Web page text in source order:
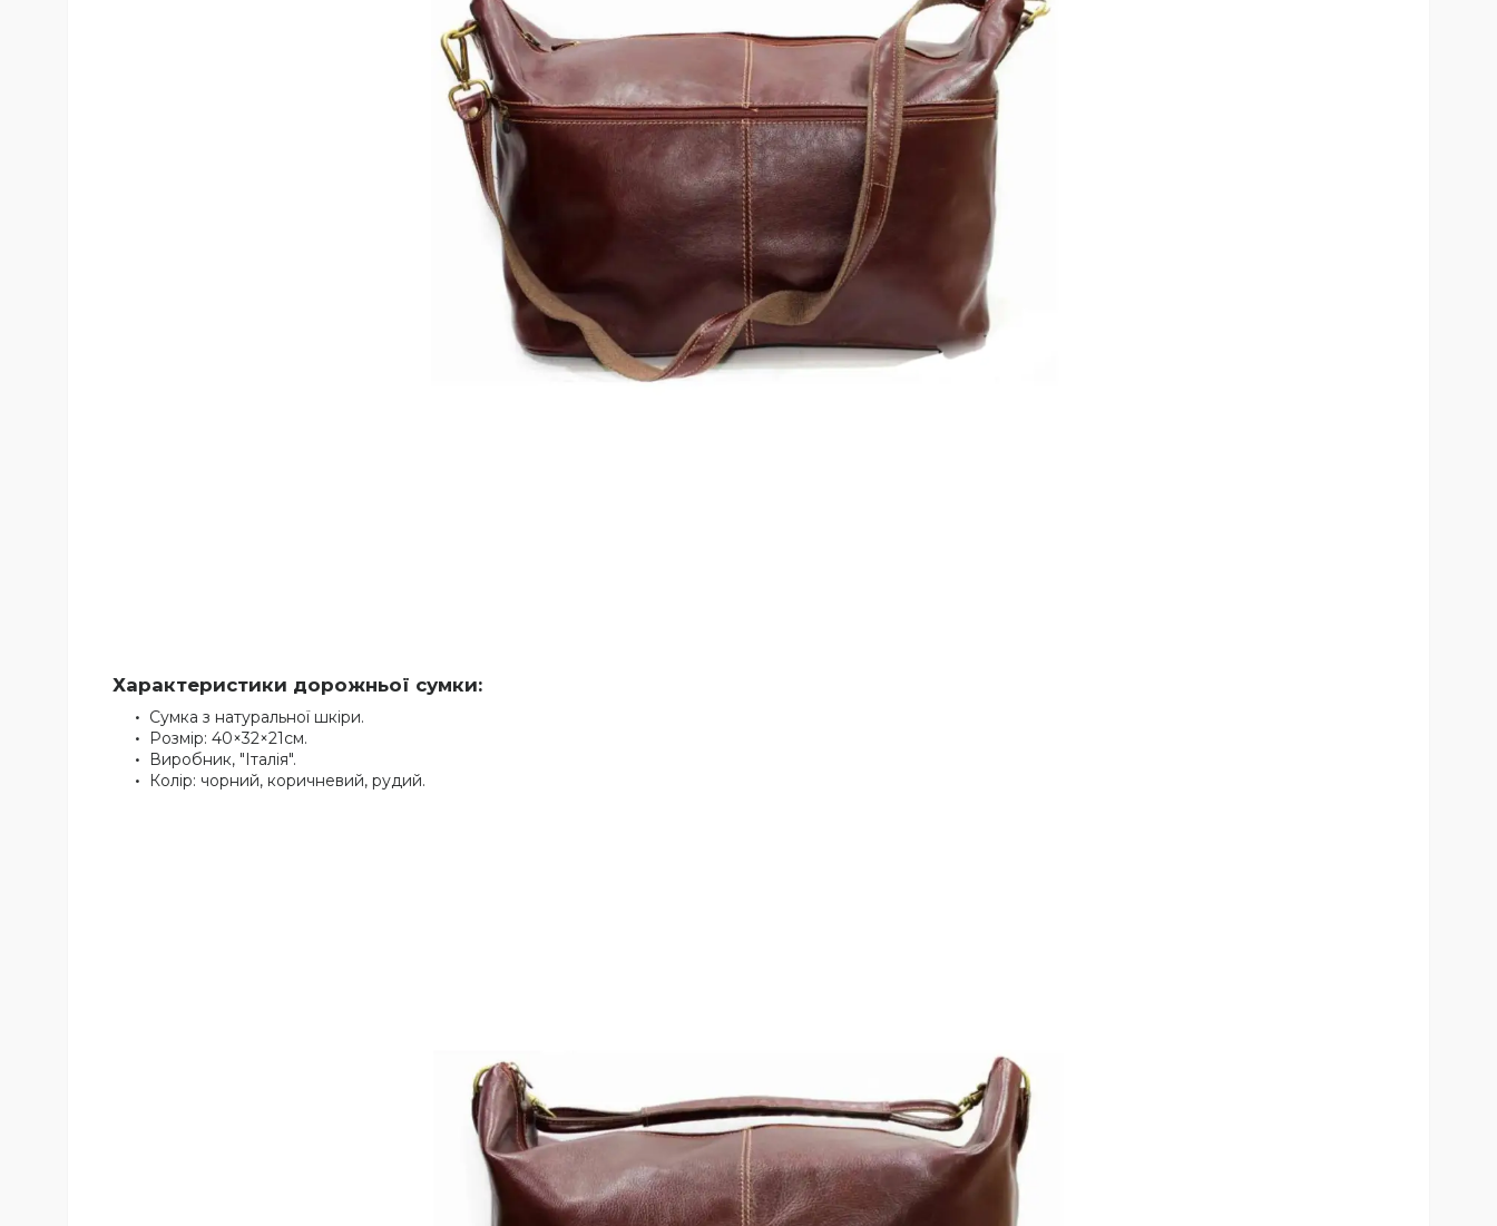
Характеристики дорожньої сумки:
Сумка з натуральної шкіри.
Розмір: 40×32×21см.
Виробник, "Італія".
Колір: чорний, коричневий, рудий.